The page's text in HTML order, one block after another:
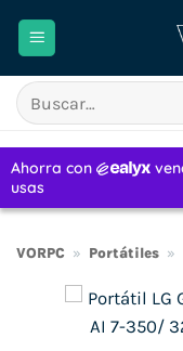
Buscar
por:
VORPC » Portátiles »